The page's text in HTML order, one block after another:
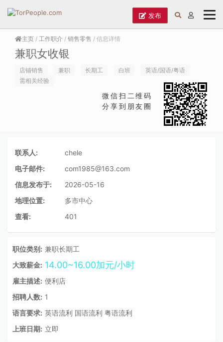
发布
主页 / 工作职介 / 销售零售 / 信息详情
兼职女收银
店铺销售 兼职 长期工 白班
英语/国语/粤语
需相关经验
微信扫二维码
分享到朋友圈
联系人:
chele
电子邮件:
com1985@163.com
信息发布于:
2026-05-16
地理位置:
多市中心
查看:
401
职位类别: 兼职长期工
大致薪金: 14.00~16.00加元/小时
雇主描述: 便利店
招聘人数: 1
语言要求: 英语流利 国语流利 粤语流利
上班日期: 立即